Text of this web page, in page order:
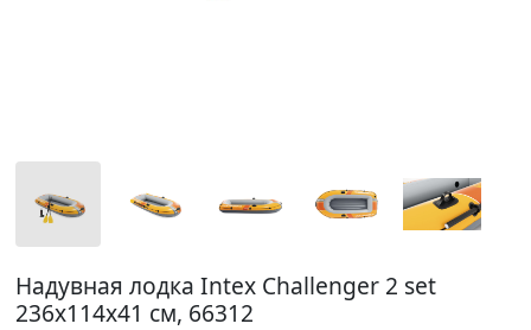
Надувная лодка Intex Challenger 2 set
236x114x41 см, 66312